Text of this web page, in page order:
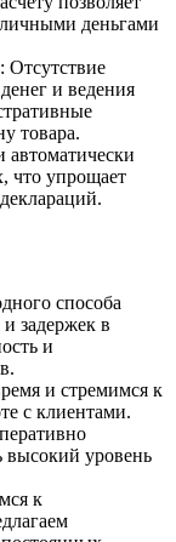
деньгами
Отсутствие
и ведения
товара.
автоматически
что упрощает
способа
задержек в
и
и стремимся к
с клиентами.
высокий уровень
к